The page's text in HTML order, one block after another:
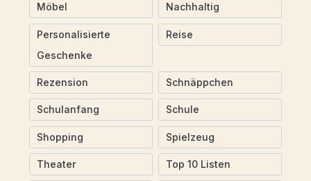
Möbel Nachhaltig
Personalisierte
Geschenke
Reise
Rezension Schnäppchen
Schulanfang Schule
Shopping Spielzeug
Theater Top 10 Listen